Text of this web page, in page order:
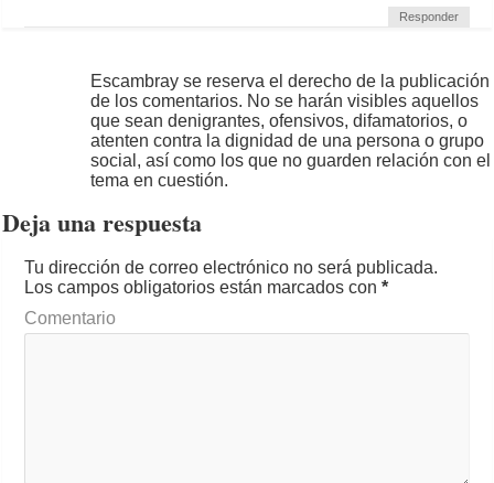
Responder
Escambray se reserva el derecho de la publicación
de los comentarios. No se harán visibles aquellos
que sean denigrantes, ofensivos, difamatorios, o
atenten contra la dignidad de una persona o grupo
social, así como los que no guarden relación con el
tema en cuestión.
Deja una respuesta
Tu dirección de correo electrónico no será publicada.
Los campos obligatorios están marcados con*
Comentario